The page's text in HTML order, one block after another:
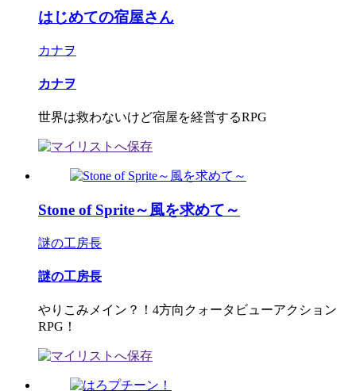
はじめての宿屋さん
カナヲ
カナヲ
世界は救わないけど宿屋を経営するRPG
Stone of Sprite～風を求めて～
謎の工房長
謎の工房長
やりこみメイン？！4方向クォータビューアクション
RPG！